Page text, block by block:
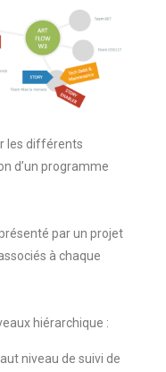
les différents
d’un programme
par un projet
à chaque
hiérarchique :
niveau de suivi de